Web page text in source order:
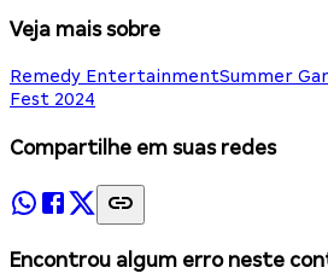
Veja mais sobre
Remedy EntertainmentSummer
Fest 2024
Compartilhe em suas redes
Encontrou algum erro neste